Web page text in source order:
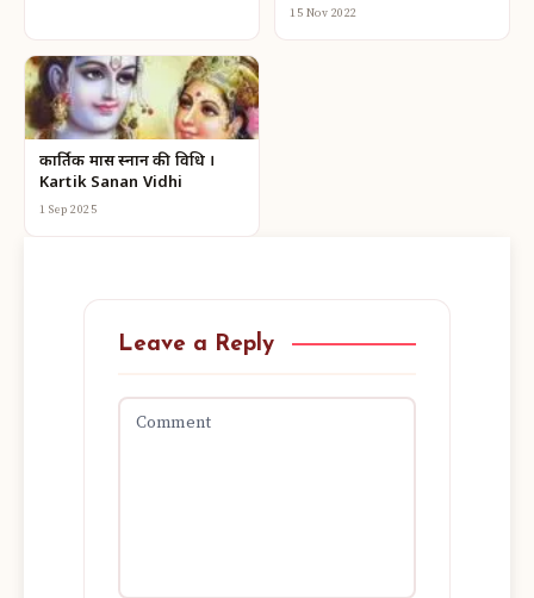
15 Nov 2022
कार्तिक मास स्नान की विधि ।
Kartik Sanan Vidhi
1 Sep 2025
Leave a Reply